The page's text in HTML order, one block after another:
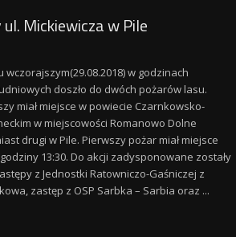
Mickiewicza w Pile
wczorajszym(29.08.2018) w godzinach
doszło do dwóch pożarów lasu.
miał miejsce w powiecie Czarnkowsko-
w miejscowości Romanowo Dolne
drugi w Pile. Pierwszy pożar miał miejsce
13:30. Do akcji zadysponowane zostały
z Jednostki Ratowniczo-Gaśniczej z
zastęp z OSP Sarbka – Sarbia oraz ...